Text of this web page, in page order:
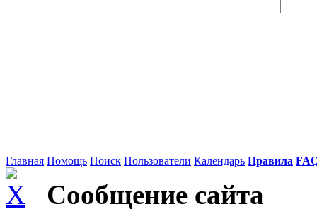
Главная Помощь Поиск Пользователи Календарь Правила
Сообщение сайта